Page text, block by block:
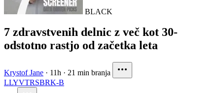
BLACK
7 zdravstvenih delnic z več kot 30-
odstotno rastjo od začetka leta
Krystof Jane · 11h · 21 min branja
LLYVTRSBRK-B